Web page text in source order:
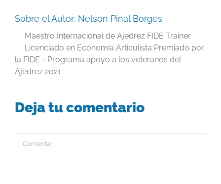
Sobre el Autor: Nelson Pinal Borges
Maestro Internacional de Ajedrez FIDE Trainer
Licenciado en Economía Articulista Premiado por
la FIDE - Programa apoyo a los veteranos del
Ajedrez 2021
Deja tu comentario